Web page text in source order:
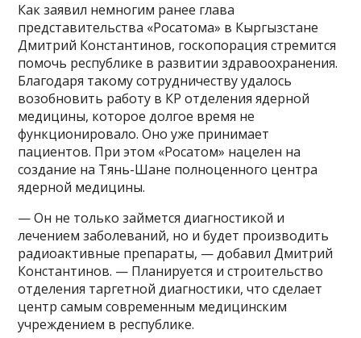
Как заявил немногим ранее глава
представительства «Росатома» в Кыргызстане
Дмитрий Константинов, госкопорация стремится
помочь республике в развитии здравоохранения.
Благодаря такому сотрудничеству удалось
возобновить работу в КР отделения ядерной
медицины, которое долгое время не
функционировало. Оно уже принимает
пациентов. При этом «Росатом» нацелен на
создание на Тянь-Шане полноценного центра
ядерной медицины.
— Он не только займется диагностикой и
лечением заболеваний, но и будет производить
радиоактивные препараты, — добавил Дмитрий
Константинов. — Планируется и строительство
отделения таргетной диагностики, что сделает
центр самым современным медицинским
учреждением в республике.